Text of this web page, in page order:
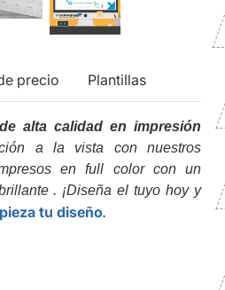
precio Plantillas
alta calidad en impresión
a la vista con nuestros
en full color con un
. ¡Diseña el tuyo hoy y
tu diseño.